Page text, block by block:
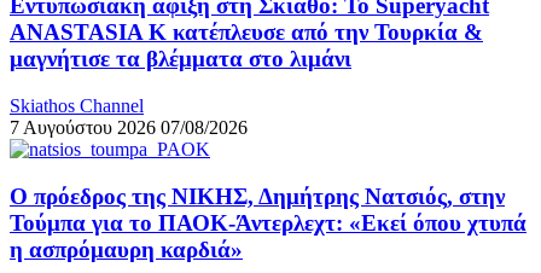
Εντυπωσιακή άφιξη στη Σκιάθο: Το Superyacht
ANASTASIA K κατέπλευσε από την Τουρκία &
μαγνήτισε τα βλέμματα στο λιμάνι
Skiathos Channel
7 Αυγούστου 2026 07/08/2026
Ο πρόεδρος της ΝΙΚΗΣ, Δημήτρης Νατσιός, στην
Τούμπα για το ΠΑΟΚ-Άντερλεχτ: «Εκεί όπου χτυπά
η ασπρόμαυρη καρδιά»